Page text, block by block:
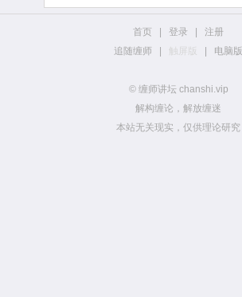
首页 登录
注册
追随缠师
触屏版 电脑版
© 缠师讲坛 chanshi.vip
解构缠论，解放缠迷
本站无关现实，仅供理论研究